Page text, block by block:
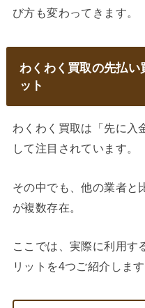
び方も変わってきます。
わくわく買取の先払い
ット
わくわく買取は「先に入
して注目されています。
その中でも、他の業者と
が複数存在。
ここでは、実際に利用す
リットを4つご紹介します